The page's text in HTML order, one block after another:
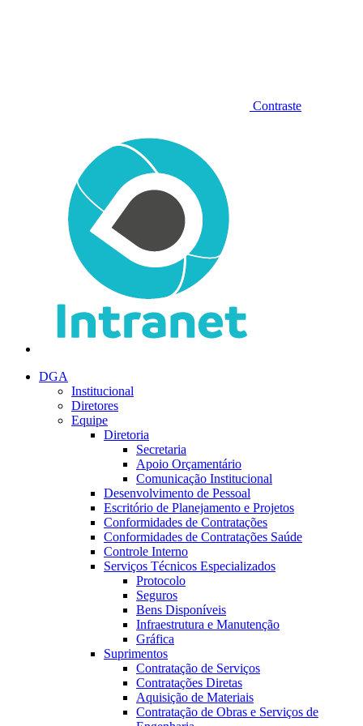
Contraste
DGA
Institucional
Diretores
Equipe
Diretoria
Secretaria
Apoio Orçamentário
Comunicação Institucional
Desenvolvimento de Pessoal
Escritório de Planejamento e Projetos
Conformidades de Contratações
Conformidades de Contratações Saúde
Controle Interno
Serviços Técnicos Especializados
Protocolo
Seguros
Bens Disponíveis
Infraestrutura e Manutenção
Gráfica
Suprimentos
Contratação de Serviços
Contratações Diretas
Aquisição de Materiais
Contratação de Obras e Serviços de